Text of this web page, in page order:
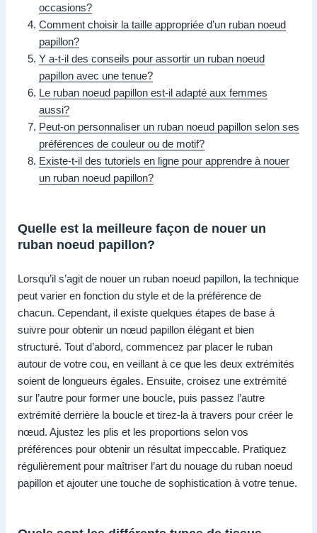
occasions?
Comment choisir la taille appropriée d’un ruban noeud
papillon?
Y a-t-il des conseils pour assortir un ruban noeud
papillon avec une tenue?
Le ruban noeud papillon est-il adapté aux femmes
aussi?
Peut-on personnaliser un ruban noeud papillon selon ses
préférences de couleur ou de motif?
Existe-t-il des tutoriels en ligne pour apprendre à nouer
un ruban noeud papillon?
Quelle est la meilleure façon de nouer un
ruban noeud papillon?
Lorsqu’il s’agit de nouer un ruban noeud papillon, la technique
peut varier en fonction du style et de la préférence de
chacun. Cependant, il existe quelques étapes de base à
suivre pour obtenir un nœud papillon élégant et bien
structuré. Tout d’abord, commencez par placer le ruban
autour de votre cou, en veillant à ce que les deux extrémités
soient de longueurs égales. Ensuite, croisez une extrémité
sur l’autre pour former une boucle, puis passez l’autre
extrémité derrière la boucle et tirez-la à travers pour créer le
nœud. Ajustez les plis et les proportions selon vos
préférences pour obtenir un résultat impeccable. Pratiquez
régulièrement pour maîtriser l’art du nouage du ruban noeud
papillon et ajouter une touche de sophistication à votre tenue.